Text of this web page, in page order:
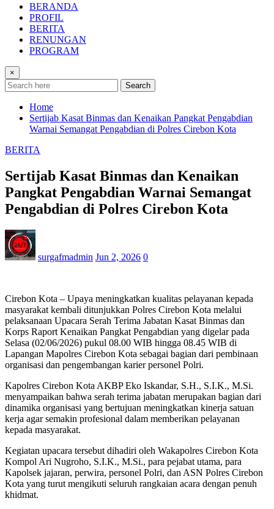
BERANDA
PROFIL
BERITA
RENUNGAN
PROGRAM
×
Search
Home
Sertijab Kasat Binmas dan Kenaikan Pangkat Pengabdian
Warnai Semangat Pengabdian di Polres Cirebon Kota
BERITA
Sertijab Kasat Binmas dan Kenaikan
Pangkat Pengabdian Warnai Semangat
Pengabdian di Polres Cirebon Kota
surgafmadmin Jun 2, 2026 0
Cirebon Kota – Upaya meningkatkan kualitas pelayanan kepada
masyarakat kembali ditunjukkan Polres Cirebon Kota melalui
pelaksanaan Upacara Serah Terima Jabatan Kasat Binmas dan
Korps Raport Kenaikan Pangkat Pengabdian yang digelar pada
Selasa (02/06/2026) pukul 08.00 WIB hingga 08.45 WIB di
Lapangan Mapolres Cirebon Kota sebagai bagian dari pembinaan
organisasi dan pengembangan karier personel Polri.
Kapolres Cirebon Kota AKBP Eko Iskandar, S.H., S.I.K., M.Si.
menyampaikan bahwa serah terima jabatan merupakan bagian dari
dinamika organisasi yang bertujuan meningkatkan kinerja satuan
kerja agar semakin profesional dalam memberikan pelayanan
kepada masyarakat.
Kegiatan upacara tersebut dihadiri oleh Wakapolres Cirebon Kota
Kompol Ari Nugroho, S.I.K., M.Si., para pejabat utama, para
Kapolsek jajaran, perwira, personel Polri, dan ASN Polres Cirebon
Kota yang turut mengikuti seluruh rangkaian acara dengan penuh
khidmat.